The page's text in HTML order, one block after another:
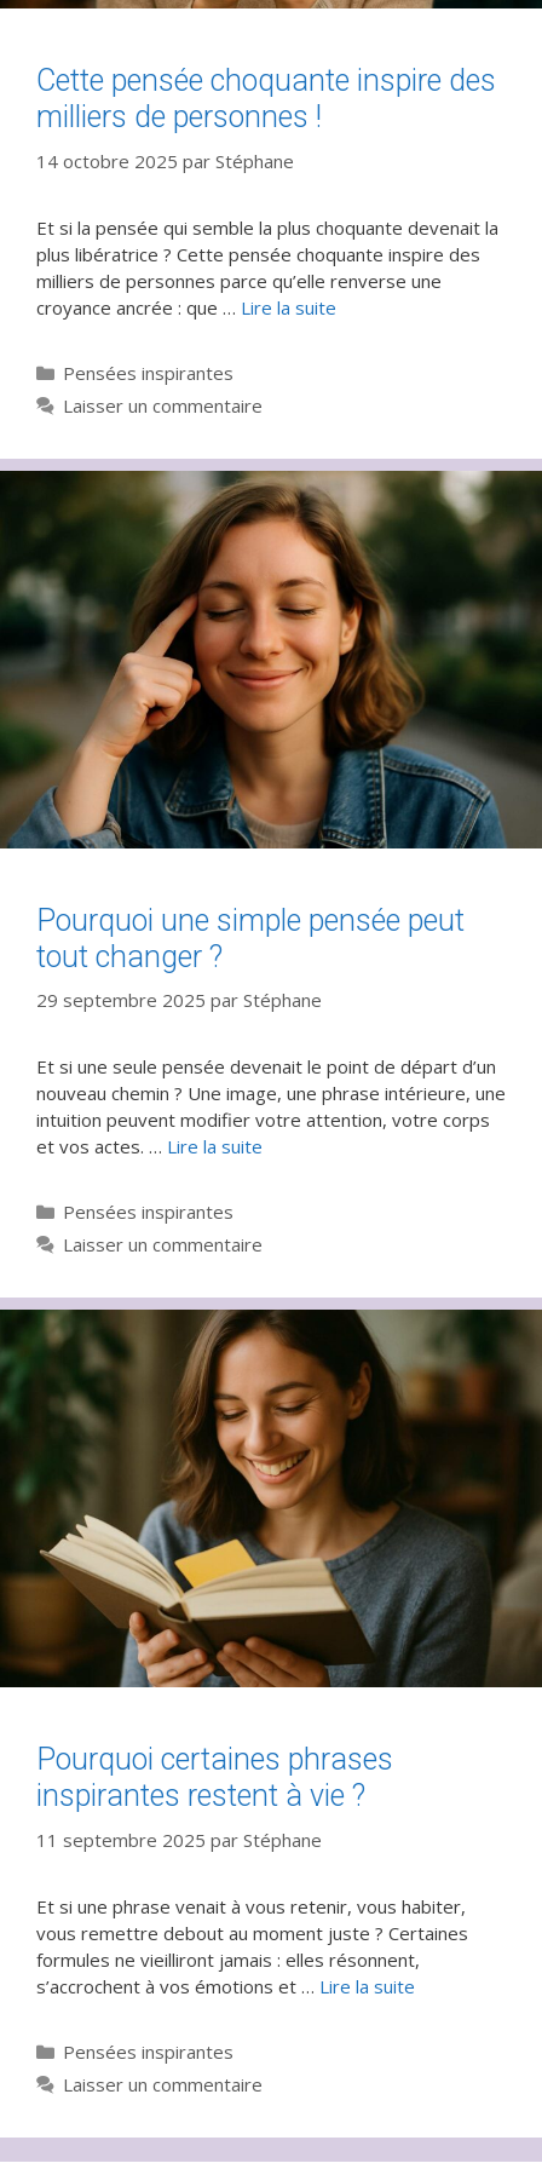
Cette pensée choquante inspire des
milliers de personnes !
14 octobre 2025 par Stéphane
Et si la pensée qui semble la plus choquante devenait la
plus libératrice ? Cette pensée choquante inspire des
milliers de personnes parce qu’elle renverse une
croyance ancrée : que … Lire la suite
Catégories
Pensées inspirantes
Laisser un commentaire
Pourquoi une simple pensée peut
tout changer ?
29 septembre 2025 par Stéphane
Et si une seule pensée devenait le point de départ d’un
nouveau chemin ? Une image, une phrase intérieure, une
intuition peuvent modifier votre attention, votre corps
et vos actes. … Lire la suite
Catégories
Pensées inspirantes
Laisser un commentaire
Pourquoi certaines phrases
inspirantes restent à vie ?
11 septembre 2025 par Stéphane
Et si une phrase venait à vous retenir, vous habiter,
vous remettre debout au moment juste ? Certaines
formules ne vieilliront jamais : elles résonnent,
s’accrochent à vos émotions et … Lire la suite
Catégories
Pensées inspirantes
Laisser un commentaire